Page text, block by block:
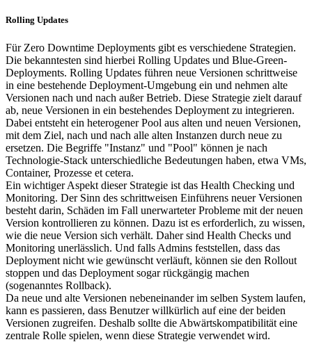
Rolling Updates
Für Zero Downtime Deployments gibt es verschiedene Strategien.
Die bekanntesten sind hierbei Rolling Updates und Blue-Green-
Deployments. Rolling Updates führen neue Versionen schrittweise
in eine bestehende Deployment-Umgebung ein und nehmen alte
Versionen nach und nach außer Betrieb. Diese Strategie zielt darauf
ab, neue Versionen in ein bestehendes Deployment zu integrieren.
Dabei entsteht ein heterogener Pool aus alten und neuen Versionen,
mit dem Ziel, nach und nach alle alten Instanzen durch neue zu
ersetzen. Die Begriffe "Instanz" und "Pool" können je nach
Technologie-Stack unterschiedliche Bedeutungen haben, etwa VMs,
Container, Prozesse et cetera.
Ein wichtiger Aspekt dieser Strategie ist das Health Checking und
Monitoring. Der Sinn des schrittweisen Einführens neuer Versionen
besteht darin, Schäden im Fall unerwarteter Probleme mit der neuen
Version kontrollieren zu können. Dazu ist es erforderlich, zu wissen,
wie die neue Version sich verhält. Daher sind Health Checks und
Monitoring unerlässlich. Und falls Admins feststellen, dass das
Deployment nicht wie gewünscht verläuft, können sie den Rollout
stoppen und das Deployment sogar rückgängig machen
(sogenanntes Rollback).
Da neue und alte Versionen nebeneinander im selben System laufen,
kann es passieren, dass Benutzer willkürlich auf eine der beiden
Versionen zugreifen. Deshalb sollte die Abwärtskompatibilität eine
zentrale Rolle spielen, wenn diese Strategie verwendet wird.